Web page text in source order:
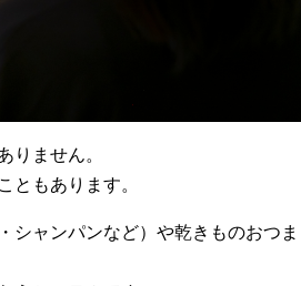
りません。
ともあります。
シャンパンなど）や乾きものおつま